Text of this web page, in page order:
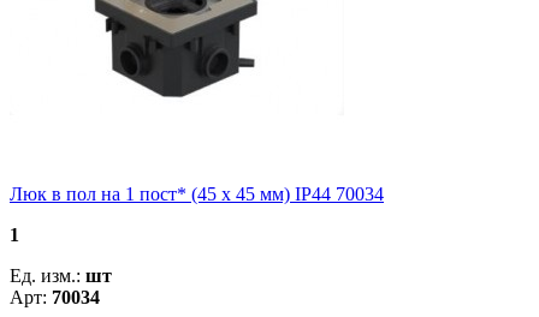
Люк в пол на 1 пост* (45 х 45 мм) IP44 70034
1
Ед. изм.: шт
Арт: 70034